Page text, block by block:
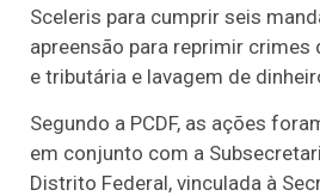
Sceleris para cumprir seis
apreensão para reprimir crimes
e tributária e lavagem de
Segundo a PCDF, as ações
em conjunto com a
Distrito Federal, vinculada à